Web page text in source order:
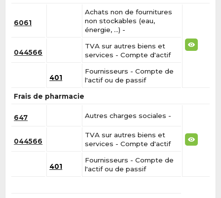
6061
Achats non de fournitures
non stockables (eau,
énergie, …) -
044566
TVA sur autres biens et
services - Compte d'actif
401
Fournisseurs - Compte de
l'actif ou de passif
Frais de pharmacie
647 Autres charges sociales -
044566
TVA sur autres biens et
services - Compte d'actif
401
Fournisseurs - Compte de
l'actif ou de passif